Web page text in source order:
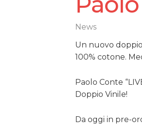
News
Un nuovo
100% cotone.
Paolo Conte
Doppio Vinile!
Da oggi in pre-